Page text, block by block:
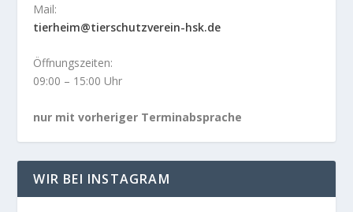
Mail:
tierheim@tierschutzverein-hsk.de
Öffnungszeiten:
09:00 – 15:00 Uhr
nur mit vorheriger Terminabsprache
WIR BEI INSTAGRAM